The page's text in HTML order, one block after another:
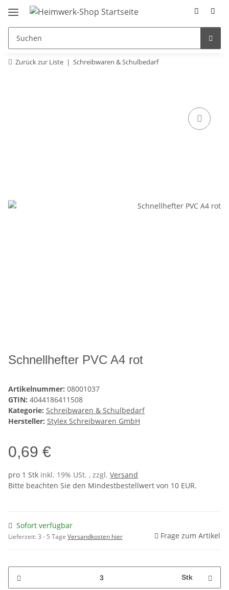
Zurück zur Liste Schreibwaren & Schulbedarf
Schnellhefter PVC A4 rot
Artikelnummer: 08001037
GTIN: 4044186411508
Kategorie: Schreibwaren & Schulbedarf
Hersteller: Stylex Schreibwaren GmbH
0,69 €
pro 1 Stk inkl. 19% USt. , zzgl. Versand
Bitte beachten Sie den Mindestbestellwert von 10 EUR.
Sofort verfügbar
Lieferzeit:3 - 5 Tage Versandkosten hier Frage zum Artikel
Stk